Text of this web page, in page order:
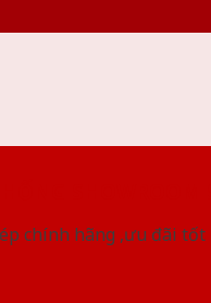
chính hãng ,ưu đãi tốt